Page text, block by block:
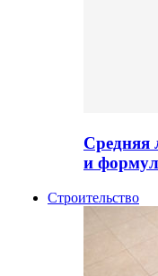
Средняя
и
Строительство